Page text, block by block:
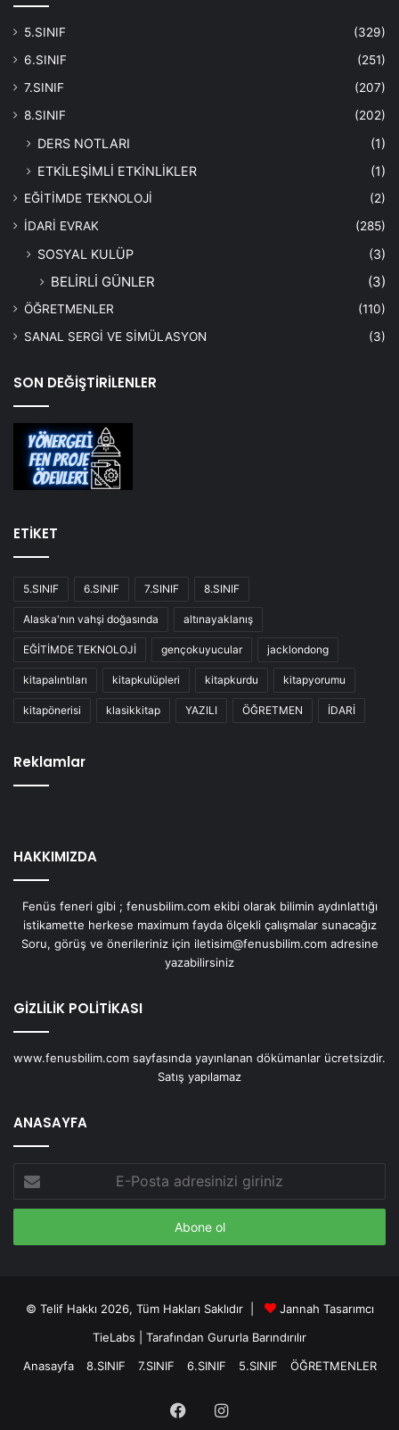
5.SINIF
(329)
6.SINIF
(251)
7.SINIF
(207)
8.SINIF
(202)
DERS NOTLARI
(1)
ETKİLEŞİMLİ ETKİNLİKLER
(1)
EĞİTİMDE TEKNOLOJİ
(2)
İDARİ EVRAK
(285)
SOSYAL KULÜP (3)
BELİRLİ GÜNLER (3)
ÖĞRETMENLER
(110)
SANAL SERGİ VE SİMÜLASYON
(3)
SON DEĞİŞTİRİLENLER
ETİKET
5.SINIF 6.SINIF 7.SINIF 8.SINIF
Alaska'nın vahşi doğasında altınayaklanış
EĞİTİMDE TEKNOLOJİ gençokuyucular jacklondong
kitapalıntıları kitapkulüpleri kitapkurdu kitapyorumu
kitapönerisi klasikkitap YAZILI ÖĞRETMEN İDARİ
Reklamlar
HAKKIMIZDA
Fenüs feneri gibi ; fenusbilim.com ekibi olarak bilimin aydınlattığı
istikamette herkese maximum fayda ölçekli çalışmalar sunacağız
Soru, görüş ve önerileriniz için iletisim@fenusbilim.com adresine
yazabilirsiniz
GİZLİLİK POLİTİKASI
www.fenusbilim.com sayfasında yayınlanan dökümanlar ücretsizdir.
Satış yapılamaz
ANASAYFA
Posta
adresinizi
© Telif Hakkı 2026, Tüm Hakları Saklıdır |
Jannah Tasarımcı
TieLabs | Tarafından Gururla Barındırılır
Anasayfa
8.SINIF 7.SINIF 6.SINIF 5.SINIF ÖĞRETMENLER
FacebookInstagram